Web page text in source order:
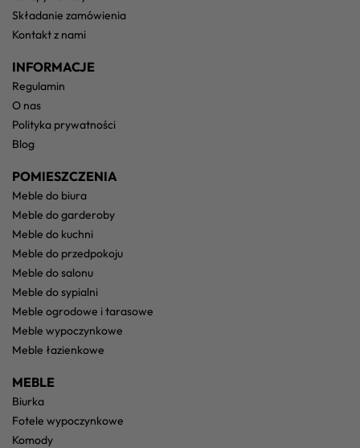
składanie zamówienia
kontakt z nami
INFORMACJE
regulamin
o nas
polityka prywatności
blog
POMIESZCZENIA
meble do biura
meble do garderoby
meble do kuchni
meble do przedpokoju
meble do salonu
meble do sypialni
meble ogrodowe i tarasowe
meble wypoczynkowe
meble łazienkowe
MEBLE
biurka
fotele wypoczynkowe
komody